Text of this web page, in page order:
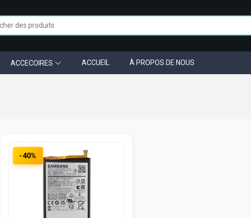
ACCECOIRES ACCUEIL À PROPOS DE NOUS
-40%